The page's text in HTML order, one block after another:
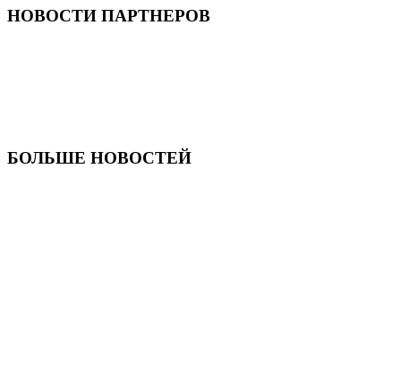
НОВОСТИ ПАРТНЕРОВ
БОЛЬШЕ НОВОСТЕЙ